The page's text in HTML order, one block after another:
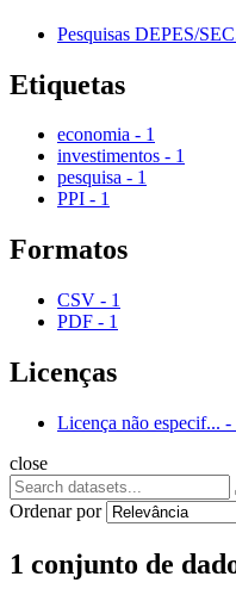
Pesquisas DEPES/
Etiquetas
economia - 1
investimentos - 1
pesquisa - 1
PPI - 1
Formatos
CSV - 1
PDF - 1
Licenças
Licença não especif... -
close
Ordenar por
1 conjunto de